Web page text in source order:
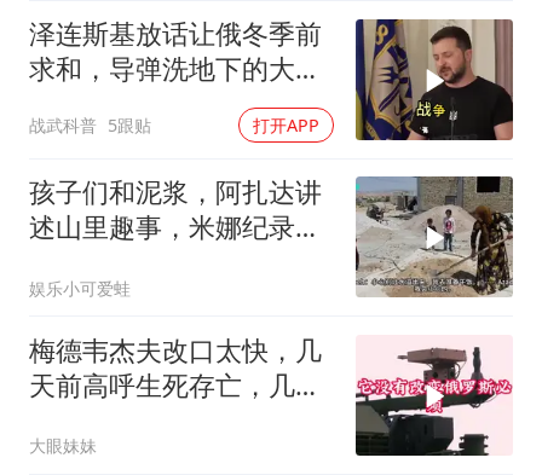
泽连斯基放话让俄冬季前
求和，导弹洗地下的大饼
战武科普 5跟贴 打开APP
孩子们和泥浆，阿扎达讲
述山里趣事，米娜纪录片
娱乐小可爱蛙
梅德韦杰夫改口太快，几
天前高呼生死存亡，几天
大眼妹妹